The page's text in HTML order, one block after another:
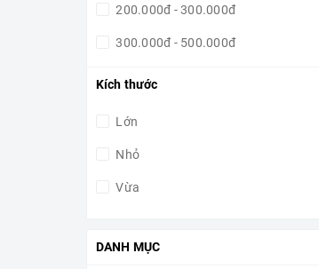
Lưỡi cắt kim loại
Lưỡi cắt đa năng
Máy cắt rung
200.000đ - 300.000đ
300.000đ - 500.000đ
500.000đ - 1.000.000đ
Kích thước
Lớn
Nhỏ
Vừa
DANH MỤC